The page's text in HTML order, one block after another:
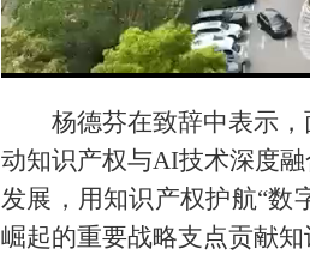
杨德芬在致辞中表示
动知识产权与AI技术深度
发展，用知识产权护航“数
崛起的重要战略支点贡献知